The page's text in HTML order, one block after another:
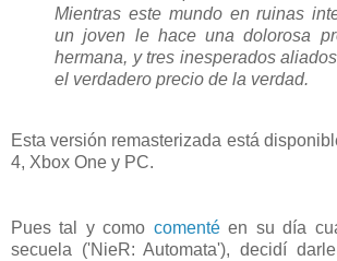
Mientras este mundo en ruinas
un joven le hace una dolorosa
hermana, y tres inesperados
el verdadero precio de la verdad.
Esta versión remasterizada está
4, Xbox One y PC.
Pues tal y como comentéen su día
secuela ('NieR: Automata'), decidí